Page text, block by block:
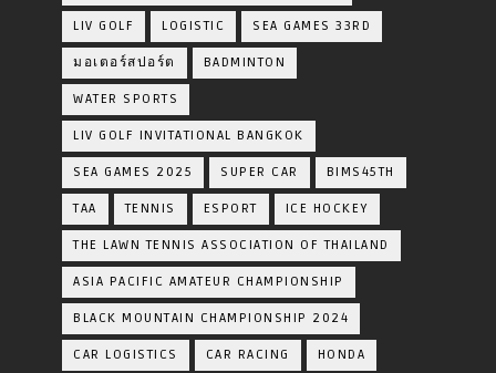
LIV GOLF LOGISTIC SEA GAMES 33RD
มอเตอร์สปอร์ต BADMINTON
WATER SPORTS
LIV GOLF INVITATIONAL BANGKOK
SEA GAMES 2025 SUPER CAR BIMS45TH
TAA TENNIS ESPORT ICE HOCKEY
THE LAWN TENNIS ASSOCIATION OF THAILAND
ASIA PACIFIC AMATEUR CHAMPIONSHIP
BLACK MOUNTAIN CHAMPIONSHIP 2024
CAR LOGISTICS CAR RACING HONDA